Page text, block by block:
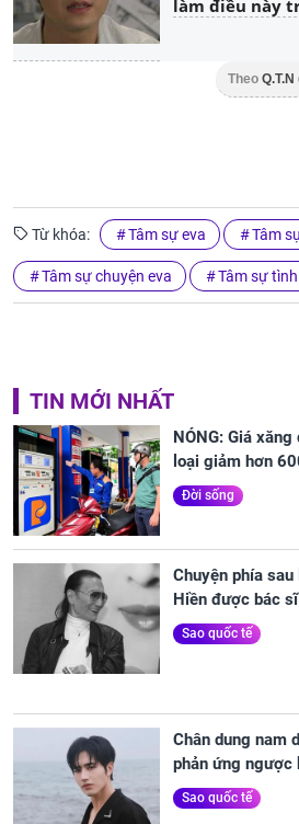
làm điều này
Theo
Từ khóa: Tâm sự eva Tâm
Tâm sự chuyện eva Tâm sự
TIN MỚI NHẤT
NÓNG: Giá
loại giảm hơn
Đời sống
Chuyện phía
Hiền được bác
Sao quốc tế
Chân dung nam
phản ứng ngược
Sao quốc tế